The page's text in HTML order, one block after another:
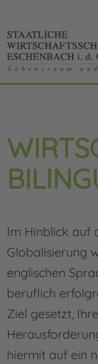
Im Hinblick auf
Globalisierung
englischen
beruflich
Ziel gesetzt,
hiermit auf ein